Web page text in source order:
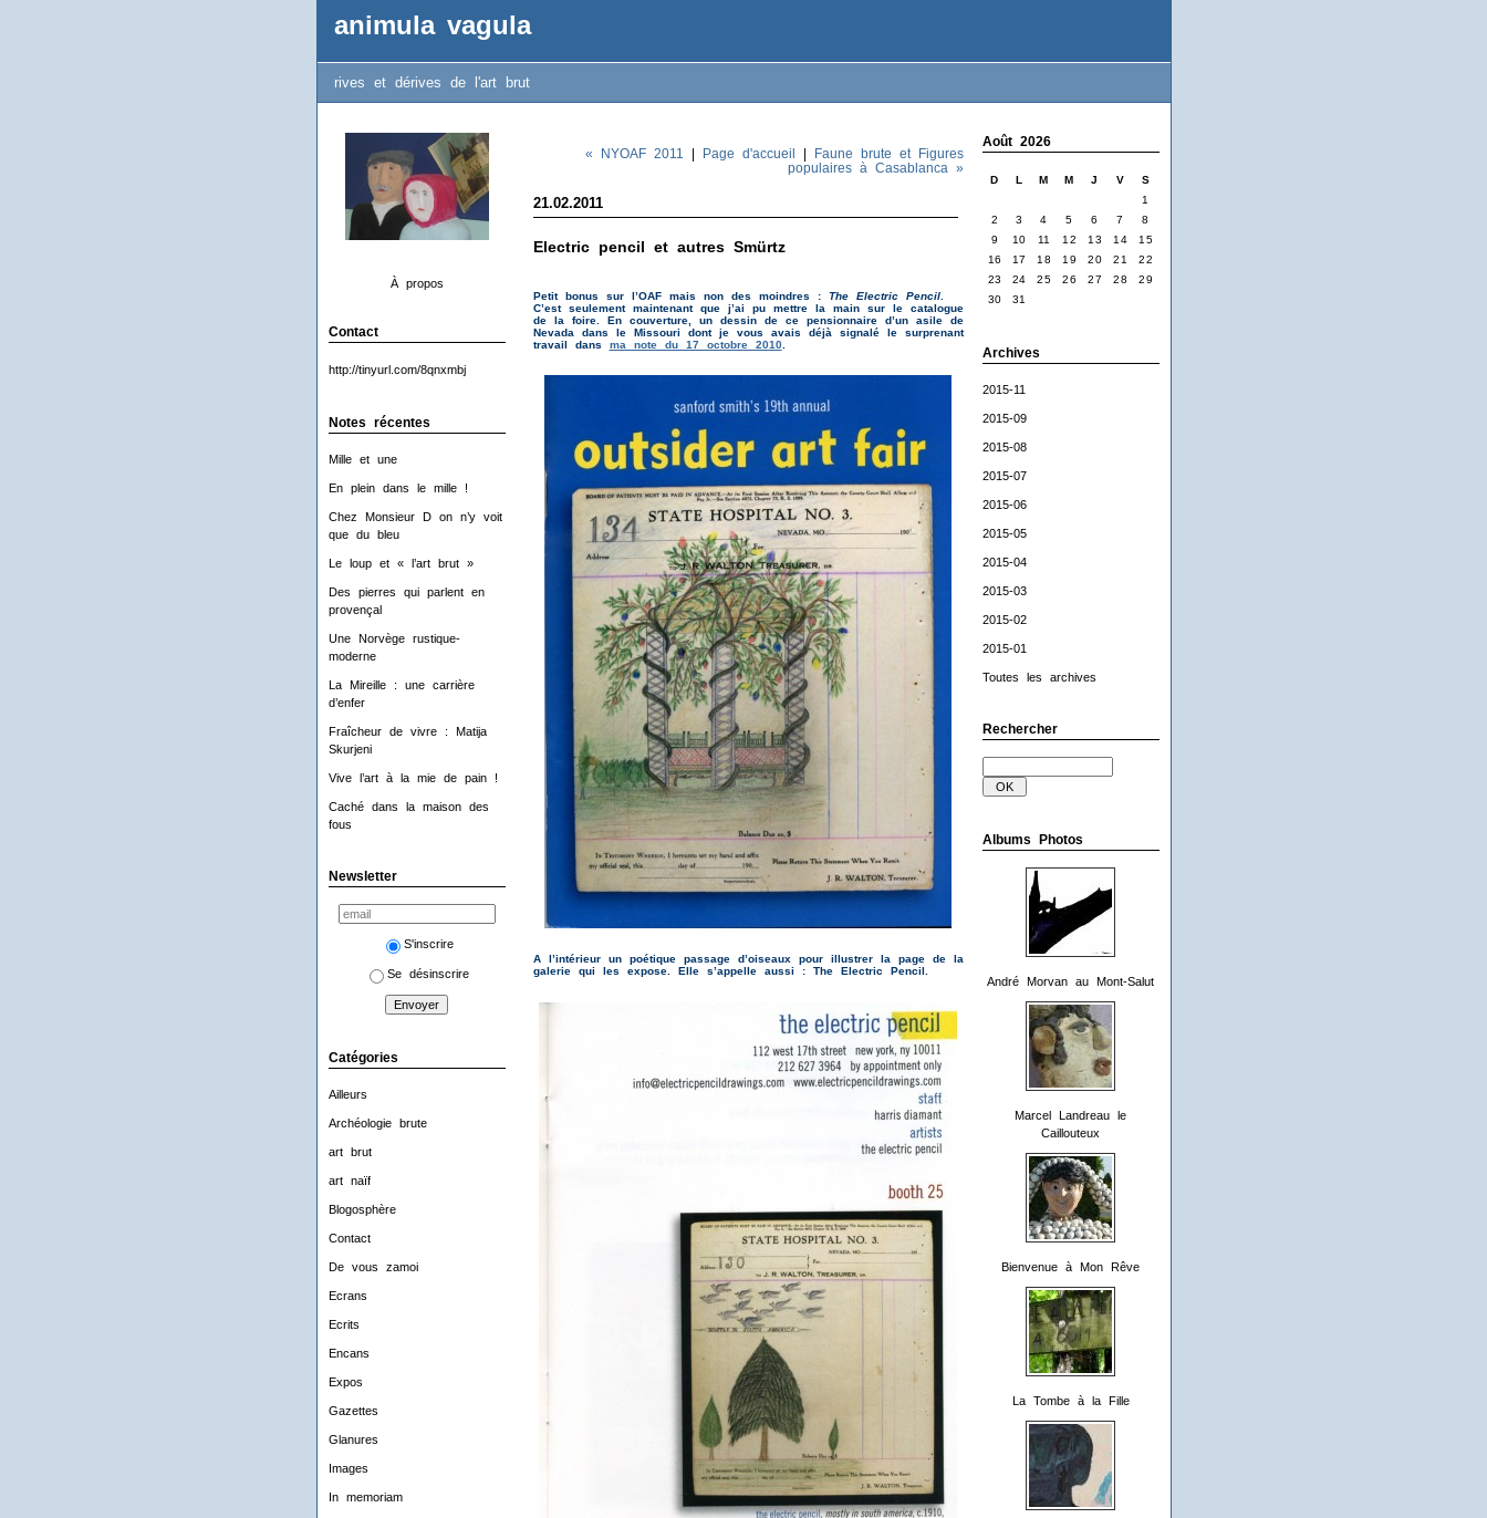
animula vagula
rives et dérives de l'art brut
À propos
Contact
http://tinyurl.com/8qnxmbj
Notes récentes
Mille et une
En plein dans le mille !
Chez Monsieur D on n’y voit
que du bleu
Le loup et « l’art brut »
Des pierres qui parlent en
provençal
Une Norvège rustique-
moderne
La Mireille : une carrière
d’enfer
Fraîcheur de vivre : Matija
Skurjeni
Vive l’art à la mie de pain !
Caché dans la maison des
fous
Newsletter
S'inscrire
Se désinscrire
Catégories
Ailleurs
Archéologie brute
art brut
art naïf
Blogosphère
Contact
De vous zamoi
Ecrans
Ecrits
Encans
Expos
Gazettes
Glanures
Images
In memoriam
Août 2026
D L M M J V
S
1
2
3 4 5 6 7
8
9
10 11 12 13 14
15
16
17 18 19 20 21
22
23
24 25 26 27 28
29
30
31
Archives
2015-11
2015-09
2015-08
2015-07
2015-06
2015-05
2015-04
2015-03
2015-02
2015-01
Toutes les archives
Rechercher
Albums Photos
André Morvan au Mont-Salut
Marcel Landreau le
Caillouteux
Bienvenue à Mon Rêve
La Tombe à la Fille
« NYOAF 2011 | Page d'accueil |
Faune brute et Figures
populaires à Casablanca »
21.02.2011
Electric pencil et autres Smürtz
Petit bonus sur l’OAF mais non des moindres : The Electric Pencil.
C’est seulement maintenant que j’ai pu mettre la main sur le catalogue
de la foire. En couverture, un dessin de ce pensionnaire d’un asile de
Nevada dans le Missouri dont je vous avais déjà signalé le surprenant
travail dans ma note du 17 octobre 2010.
A l’intérieur un poétique passage d’oiseaux pour illustrer la page de la
galerie qui les expose. Elle s’appelle aussi : The Electric Pencil.